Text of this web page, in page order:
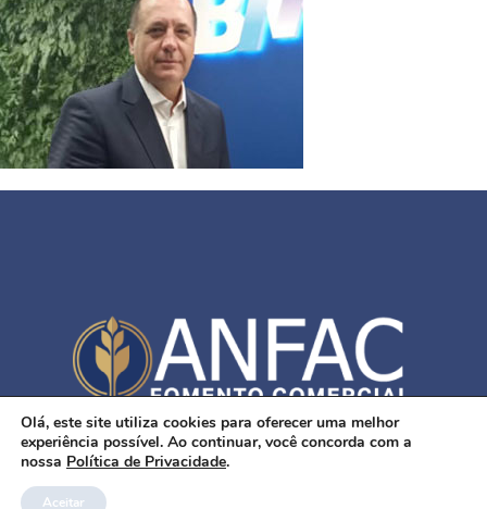
SUPORTADO POR DIVOX TECNOLOGIA
Olá, este site utiliza cookies para oferecer uma melhor
experiência possível. Ao continuar, você concorda com a
nossa Política de Privacidade.
Aceitar